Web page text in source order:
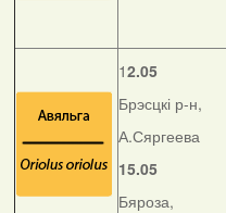
12.05
Брэсцкі р-н,
А.Сяргеева
15.05
Бяроза,